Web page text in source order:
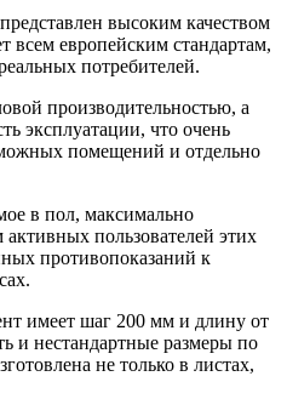
высоким качеством
всем европейским стандартам,
потребителей.
производительностью, а
эксплуатации, что очень
помещений и отдельно
в пол, максимально
пользователей этих
противопоказаний к
имеет шаг 200 мм и длину от
и нестандартные размеры по
не только в листах,